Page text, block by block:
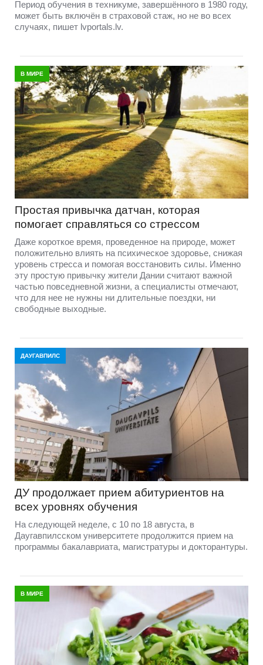
Период обучения в техникуме, завершённого в 1980 году,
может быть включён в страховой стаж, но не во всех
случаях, пишет lvportals.lv.
В МИРЕ
Простая привычка датчан, которая
помогает справляться со стрессом
Даже короткое время, проведенное на природе, может
положительно влиять на психическое здоровье, снижая
уровень стресса и помогая восстановить силы. Именно
эту простую привычку жители Дании считают важной
частью повседневной жизни, а специалисты отмечают,
что для нее не нужны ни длительные поездки, ни
свободные выходные.
ДАУГАВПИЛС
ДУ продолжает прием абитуриентов на
всех уровнях обучения
На следующей неделе, с 10 по 18 августа, в
Даугавпилсском университете продолжится прием на
программы бакалавриата, магистратуры и докторантуры.
В МИРЕ